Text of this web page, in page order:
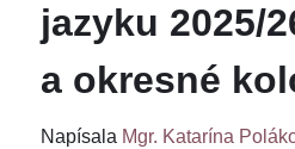
jazyku 2025/
a okresné
Napísala Mgr. Katarína